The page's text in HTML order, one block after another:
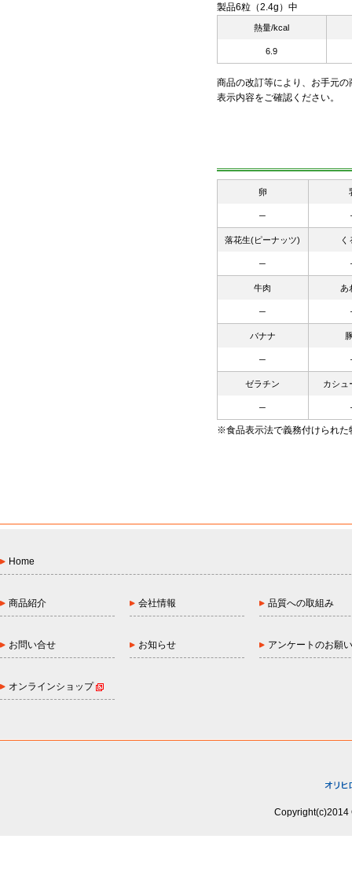
製品6粒（2.4g）中
熱量/kcal
6.9
商品の改訂等により、お手元
表示内容をご確認ください。
卵
─
落花生(ピーナッツ) く
─
牛肉 あ
─
バナナ
─
ゼラチン カシュ
─
※食品表示法で義務付けられた
Home
商品紹介 会社情報 品質への取組み
お問い合せ お知らせ アンケートのお願い
オンラインショップ
Copyright(c)2014